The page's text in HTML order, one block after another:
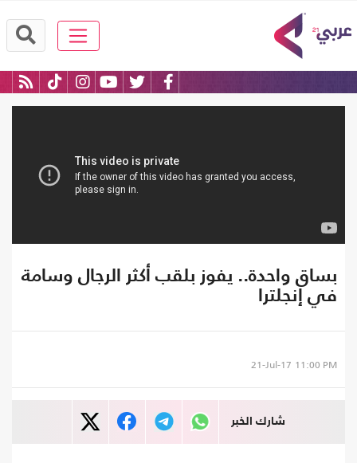
بساق واحدة.. يفوز بلقب أكثر الرجال وسامة
في إنجلترا
21-Jul-17 11:00 PM
شارك الخبر